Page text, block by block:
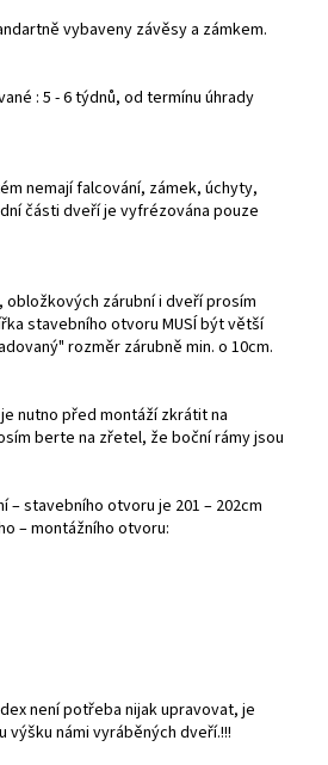
vybaveny závěsy a zámkem.
: 5 - 6 týdnů, od termínu úhrady
nemají falcování, zámek, úchyty,
části dveří je vyfrézována pouze
obložkových zárubní i dveří prosím
stavebního otvoru MUSÍ být větší
rozměr zárubně min. o 10cm.
nutno před montáží zkrátit na
berte na zřetel, že boční rámy jsou
– stavebního otvoru je 201 – 202cm
– montážního otvoru:
není potřeba nijak upravovat, je
námi vyráběných dveří.!!!